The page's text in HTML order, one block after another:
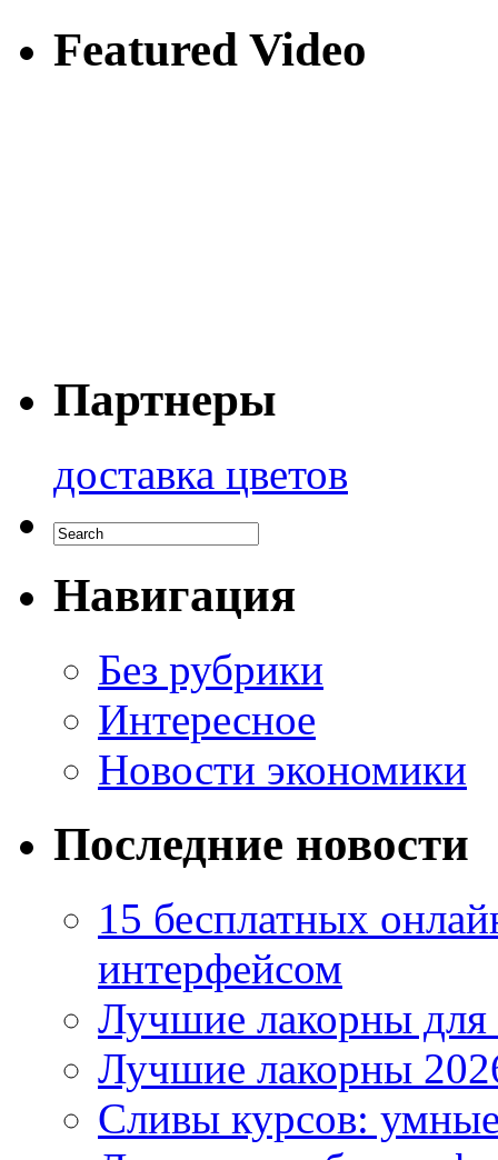
Featured Video
Партнеры
доставка цветов
Навигация
Без рубрики
Интересное
Новости экономики
Последние новости
15 бесплатных
интерфейсом
Лучшие лакорны для
Лучшие лакорны
Сливы курсов: